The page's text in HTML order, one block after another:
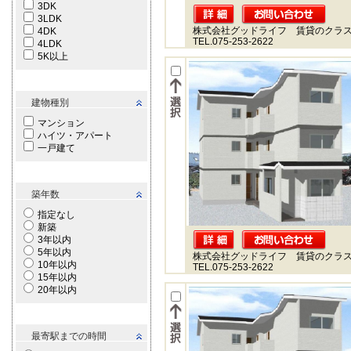
3DK
3LDK
4DK
4LDK
5K以上
建物種別
マンション
ハイツ・アパート
一戸建て
築年数
指定なし
新築
3年以内
5年以内
10年以内
15年以内
20年以内
最寄駅までの時間
株式会社グッドライフ 賃貸のクラ
TEL.075-253-2622
株式会社グッドライフ 賃貸のクラ
TEL.075-253-2622